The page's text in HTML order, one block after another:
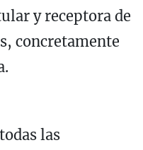
y receptora de
concretamente
las